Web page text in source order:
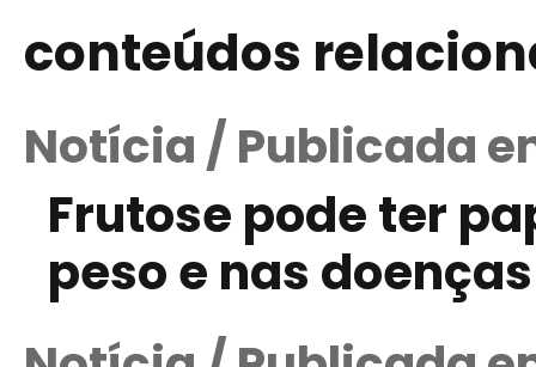
conteúdos
Notícia / Publicada
Frutose pode ter
peso e nas